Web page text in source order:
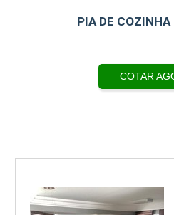
PIA DE COZINHA
COTAR